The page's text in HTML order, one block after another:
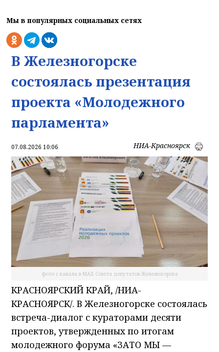
Мы в популярных социальных сетях
В Железногорске
состоялась презентация
проекта «Молодежного
парламента»
07.08.2026 10:06 НИА-Красноярск
фото с канала в МАХ Совета депутатов Железногорска
КРАСНОЯРСКИЙ КРАЙ, /НИА-
КРАСНОЯРСК/. В Железногорске состоялась
встреча-диалог с кураторами десяти
проектов, утвержденных по итогам
молодежного форума «ЗАТО МЫ —